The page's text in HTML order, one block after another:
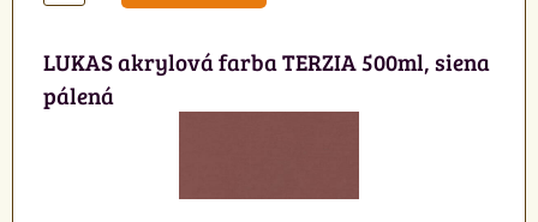
LUKAS akrylová farba TERZIA 500ml, siena
pálená